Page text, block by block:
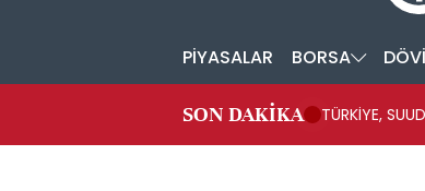
PİYASALAR BORSA
SON DAKİKA TÜRKİYE,